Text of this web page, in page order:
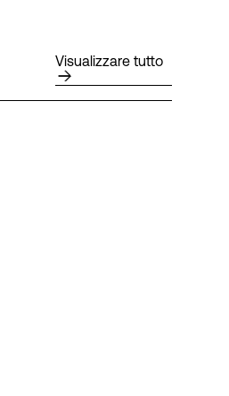
Visualizzare tutto